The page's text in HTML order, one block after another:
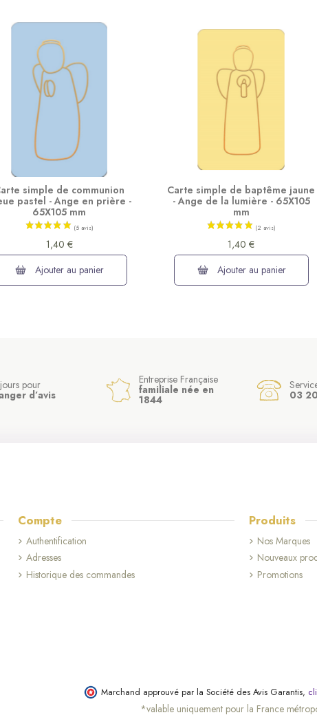
simple de communion
pastel - Ange en prière -
65X105 mm
1,40 €
Ajouter au panier
Carte simple de baptême jaune
- Ange de la lumière - 65X105
mm
1,40 €
Ajouter au panier
pour
d’avis
Entreprise Française
familiale née en
1844 03
Compte
Authentification
Adresses
Historique des commandes
Produits
Nos Marques
Nouveaux
Promotions
Marchand approuvé par la Société des Avis Garantis,
*valable uniquement pour la France